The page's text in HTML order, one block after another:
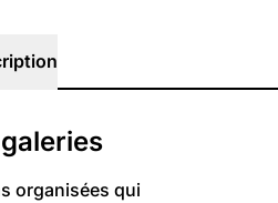
galeries
organisées qui